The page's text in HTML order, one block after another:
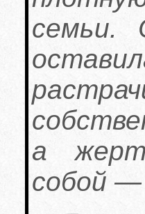
семьи.
а
собой —